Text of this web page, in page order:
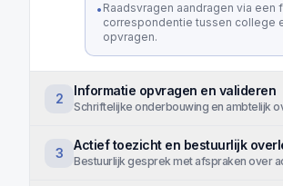
• Raadsvragen aandragen via een
correspondentie tussen college
opvragen.
2 Informatie opvragen en valideren
Schriftelijke onderbouwing en ambtelijk
3 Actief toezicht en bestuurlijk
Bestuurlijk gesprek met afspraken over